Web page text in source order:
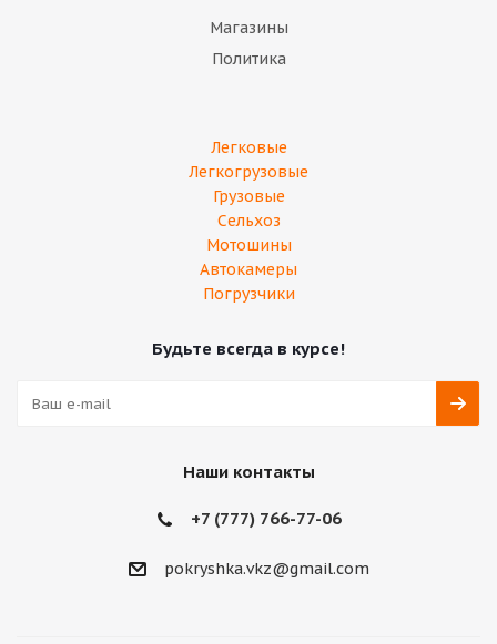
Магазины
Политика
Легковые
Легкогрузовые
Грузовые
Сельхоз
Мотошины
Автокамеры
Погрузчики
Будьте всегда в курсе!
Наши контакты
+7 (777) 766-77-06
‎pokryshka.vkz@gmail.com